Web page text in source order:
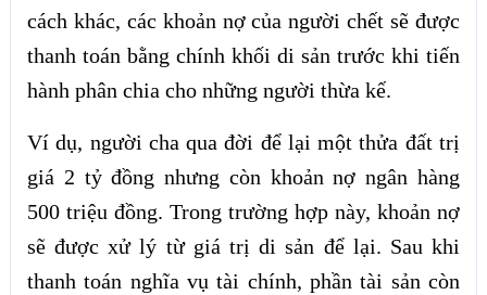
cách khác, các khoản nợ của người chết sẽ được
thanh toán bằng chính khối di sản trước khi tiến
hành phân chia cho những người thừa kế.
Ví dụ, người cha qua đời để lại một thửa đất trị
giá 2 tỷ đồng nhưng còn khoản nợ ngân hàng
500 triệu đồng. Trong trường hợp này, khoản nợ
sẽ được xử lý từ giá trị di sản để lại. Sau khi
thanh toán nghĩa vụ tài chính, phần tài sản còn